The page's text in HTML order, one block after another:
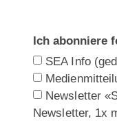
Ich abonniere
SEA Info
Newsletter
Newsletter, 1x